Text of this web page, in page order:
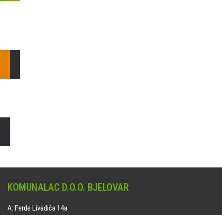
KOMUNALAC D.O.O. BJELOVAR
A: Ferde Livadića 14a